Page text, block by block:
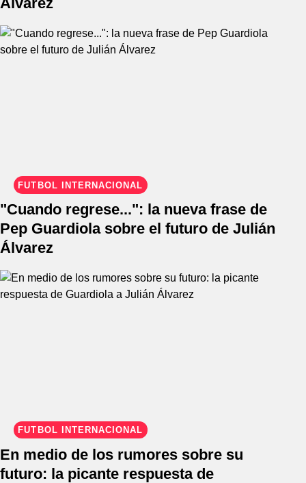
FÚTBOL INTERNACIONAL
"Cuando regrese...": la nueva frase de
Pep Guardiola sobre el futuro de Julián
Álvarez
FÚTBOL INTERNACIONAL
En medio de los rumores sobre su
futuro: la picante respuesta de